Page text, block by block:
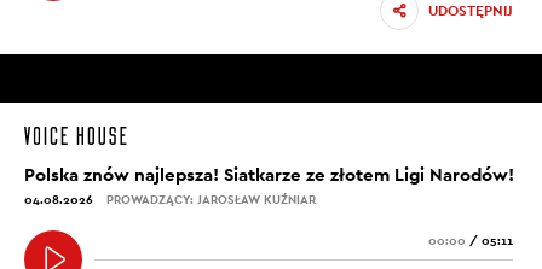
UDOSTĘPNIJ
Polska znów najlepsza! Siatkarze ze złotem Ligi Narodów!
04.08.2026 PROWADZĄCY: JAROSŁAW KUŹNIAR
00:00 / 05:11